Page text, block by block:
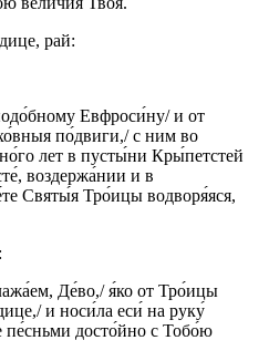
рай:
Евфроси́ну/ и от
по́двиги,/ с ним во
лет в пусты́ни Кры́петстей
воздержа́нии и в
Святы́я Тро́ицы водворя́яся,
Де́во,/ я́ко от Тро́ицы
и носи́ла еси́ на руку́
досто́йно с Тобо́ю